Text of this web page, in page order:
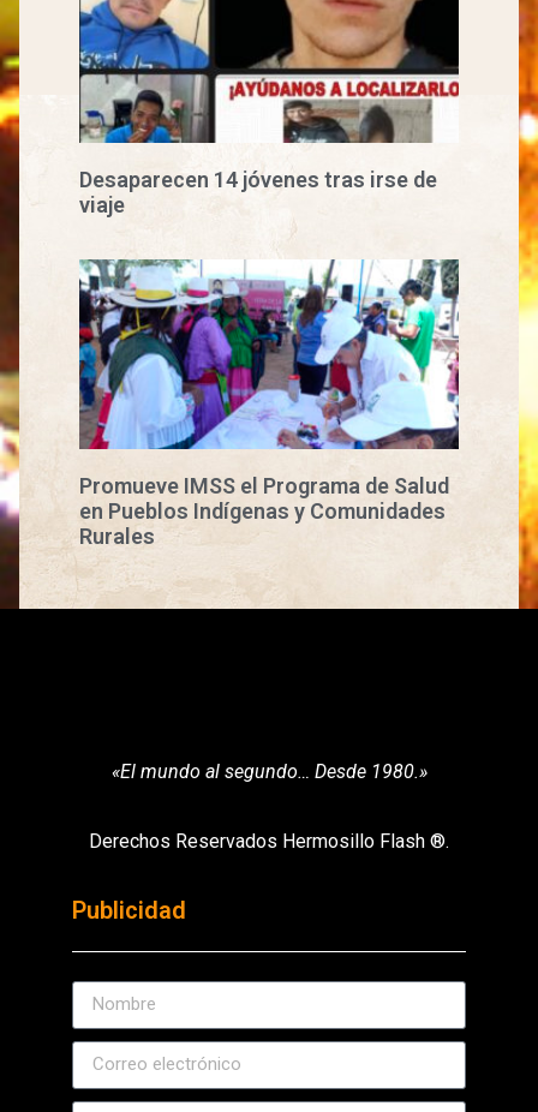
Desaparecen 14 jóvenes tras irse de
viaje
Promueve IMSS el Programa de Salud
en Pueblos Indígenas y Comunidades
Rurales
«El mundo al segundo… Desde 1980.»
Derechos Reservados Hermosillo Flash ®.
Publicidad